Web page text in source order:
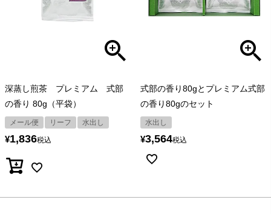
深蒸し煎茶 プレミアム 式部
の香り 80g（平袋）
メール便 リーフ 水出し
¥1,836税込
式部の香り80gとプレミアム式部
の香り80gのセット
水出し
¥3,564税込